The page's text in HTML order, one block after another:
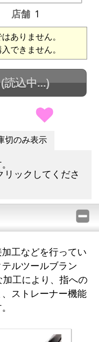
店舗 1
ありません。
できません。
(読込中...)
切のみ表示
リックしてくださ
工などを行ってい
ルツールブラン
加工により、指への
ストレーナー機能